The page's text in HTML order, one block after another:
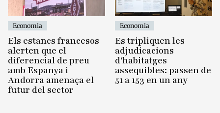
Economia
Els estancs francesos
alerten que el
diferencial de preu
amb Espanya i
Andorra amenaça el
futur del sector
Economia
Es tripliquen les
adjudicacions
d'habitatges
assequibles: passen de
51 a 153 en un any